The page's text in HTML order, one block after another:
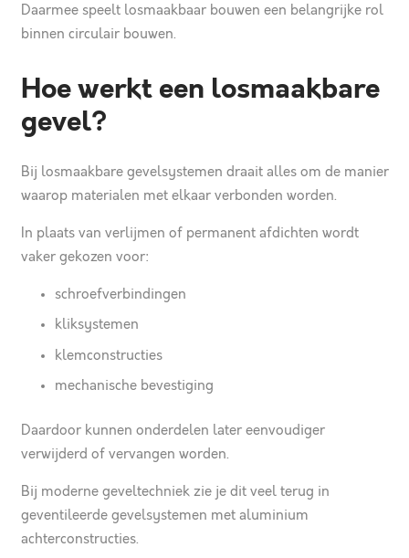
Daarmee speelt losmaakbaar bouwen een belangrijke rol
binnen circulair bouwen.
Hoe werkt een losmaakbare
gevel?
Bij losmaakbare gevelsystemen draait alles om de manier
waarop materialen met elkaar verbonden worden.
In plaats van verlijmen of permanent afdichten wordt
vaker gekozen voor:
schroefverbindingen
kliksystemen
klemconstructies
mechanische bevestiging
Daardoor kunnen onderdelen later eenvoudiger
verwijderd of vervangen worden.
Bij moderne geveltechniek zie je dit veel terug in
geventileerde gevelsystemen met aluminium
achterconstructies.